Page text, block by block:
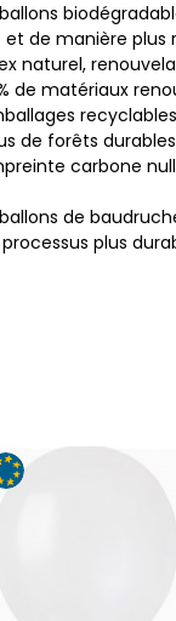
et de manière plus
naturel,
de matériaux
de forêts
carbone
de
plus